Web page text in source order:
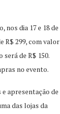
nos dia 17 e 18 de
R$ 299, com valor
de R$ 150.
no evento.
apresentação de
das lojas da